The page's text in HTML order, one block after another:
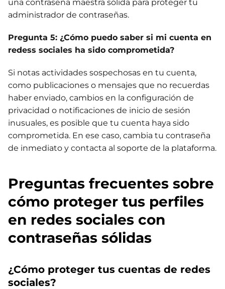
una contraseña maestra sólida para proteger tu
administrador de contraseñas.
Pregunta 5: ¿Cómo puedo saber si mi cuenta en
redess sociales ha sido comprometida?
Si notas actividades sospechosas en tu cuenta,
como publicaciones o mensajes que no recuerdas
haber enviado, cambios en la configuración de
privacidad o notificaciones de inicio de sesión
inusuales, es posible que tu cuenta haya sido
comprometida. En ese caso, cambia tu contraseña
de inmediato y contacta al soporte de la plataforma.
Preguntas frecuentes sobre
cómo proteger tus perfiles
en redes sociales con
contraseñas sólidas
¿Cómo proteger tus cuentas de redes
sociales?